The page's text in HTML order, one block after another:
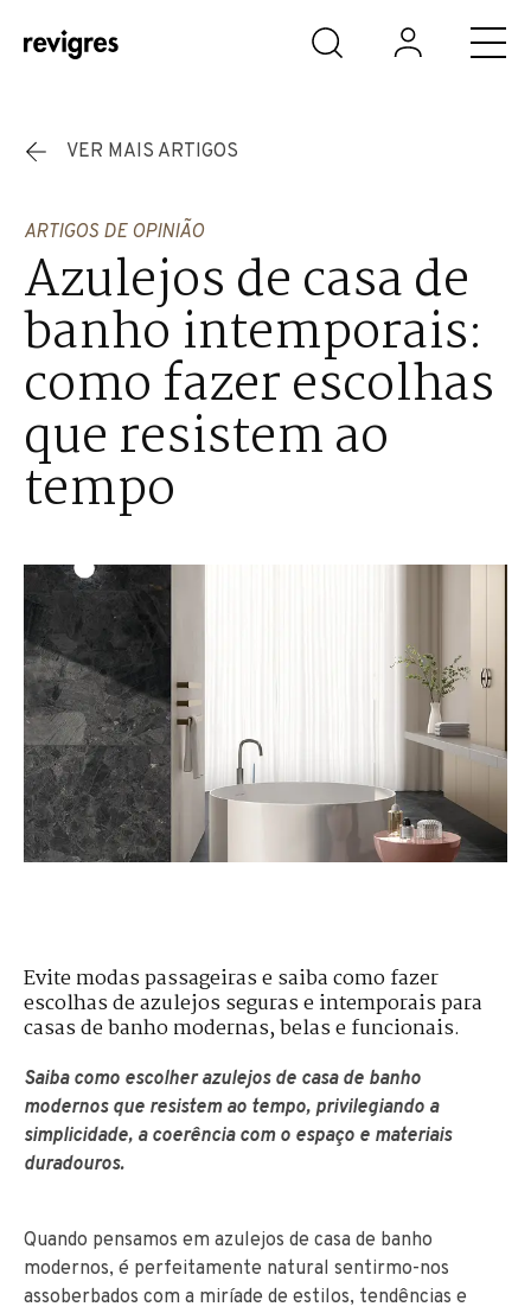
Saltar para o conteúdo principal
VER MAIS ARTIGOS
ARTIGOS DE OPINIÃO
Azulejos de casa de
banho intemporais:
como fazer escolhas
que resistem ao
tempo
Evite modas passageiras e saiba como fazer
escolhas de azulejos seguras e intemporais para
casas de banho modernas, belas e funcionais.
Saiba como escolher azulejos de casa de banho
modernos que resistem ao tempo, privilegiando a
simplicidade, a coerência com o espaço e materiais
duradouros.
Quando pensamos em azulejos de casa de banho
modernos, é perfeitamente natural sentirmo-nos
assoberbados com a miríade de estilos, tendências e